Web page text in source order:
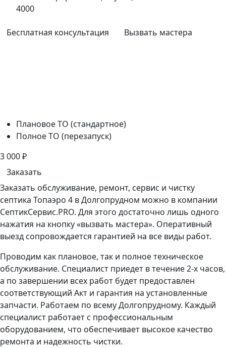
4000
Бесплатная консультация Вызвать мастера
Плановое ТО (стандартное)
Полное ТО (перезапуск)
3 000₽
Заказать
Заказать обслуживание, ремонт, сервис и чистку
септика Топаэро 4 в Долгопрудном можно в компании
СептикСервис.PRO. Для этого достаточно лишь одного
нажатия на кнопку «вызвать мастера». Оперативный
выезд сопровождается гарантией на все виды работ.
Проводим как плановое, так и полное техническое
обслуживание. Специалист приедет в течение 2-х часов,
а по завершении всех работ будет предоставлен
соответствующий Акт и гарантия на установленные
запчасти. Работаем по всему Долгопрудному. Каждый
специалист работает с профессиональным
оборудованием, что обеспечивает высокое качество
ремонта и надежность чистки.